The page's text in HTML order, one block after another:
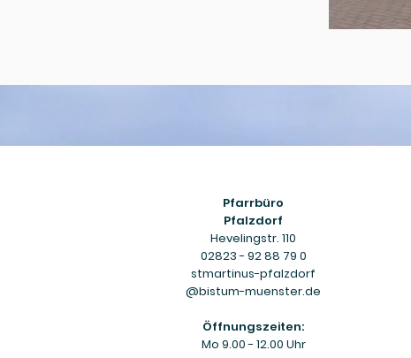
Pfarrbüro
Pfalzdorf
Hevelingstr. 110
02823 - 92 88 79 0
stmartinus-pfalzdorf
@bistum-muenster.de
Öffnungszeiten:
Mo 9.00 - 12.00 Uhr